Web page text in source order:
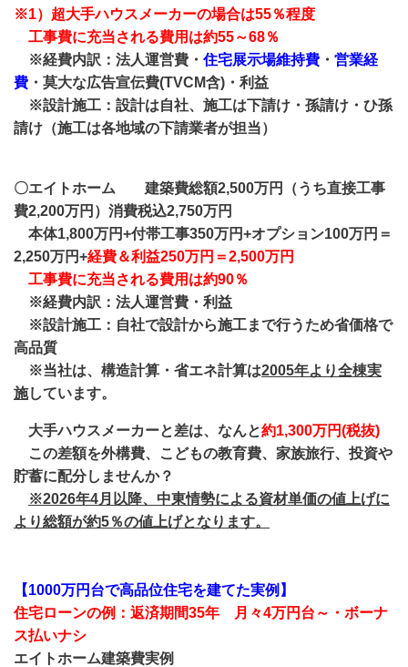
※1）超大手ハウスメーカーの場合は55％程度
工事費に充当される費用は約55～68％
※経費内訳：法人運営費・ 住宅展示場維持費 ・ 営業経
費 ・莫大な広告宣伝費(TVCM含)・利益
※設計施工：設計は自社、施工は下請け・孫請け・ひ孫
請け（施工は各地域の下請業者が担当）
〇エイトホーム 建築費総額2,500万円（うち直接工事
費2,200万円）消費税込2,750万円
本体1,800万円+付帯工事350万円+オプション100万円＝
2,250万円+経費＆利益250万円＝2,500万円
工事費に充当される費用は約90％
※経費内訳：法人運営費・利益
※設計施工：自社で設計から施工まで行うため省価格で
高品質
※当社は、構造計算・省エネ計算は2005年より全棟実
施しています。
大手ハウスメーカーと差は、なんと約1,300万円(税抜)
この差額を外構費、こどもの教育費、家族旅行、投資や
貯蓄に配分しませんか？
※2026年4月以降、中東情勢による資材単価の値上げに
より総額が約5％の値上げとなります。
【1000万円台で高品位住宅を建てた実例】
住宅ローンの例：返済期間35年 月々4万円台～・ボーナ
ス払いナシ
エイトホーム建築費実例